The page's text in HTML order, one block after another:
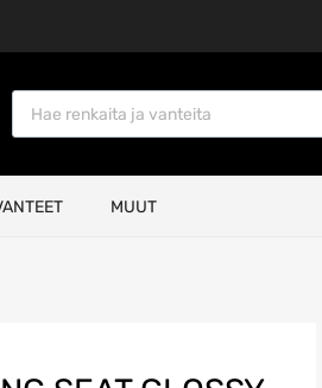
Products search
MUUT